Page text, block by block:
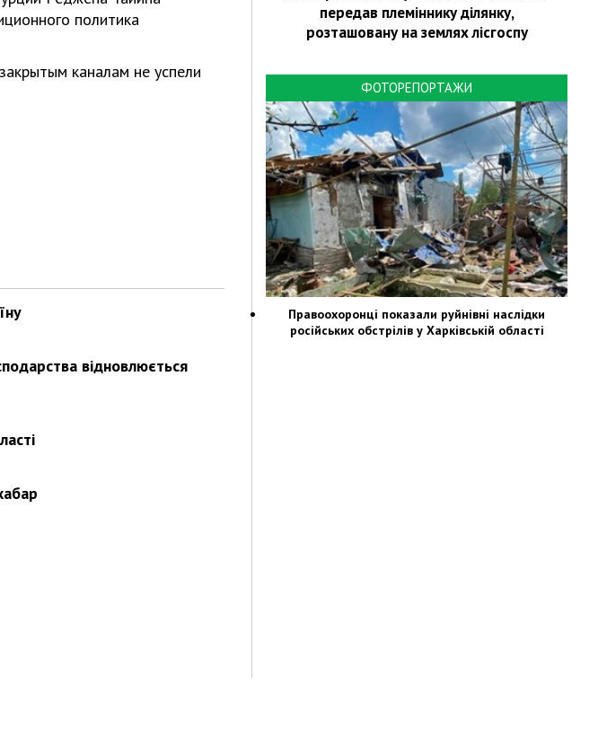
политика
каналам не успели
відновлюється
передав племіннику ділянку,
розташовану на землях лісгоспу
ФОТОРЕПОРТАЖИ
Правоохоронці показали руйнівні наслідки
російських обстрілів у Харківській області